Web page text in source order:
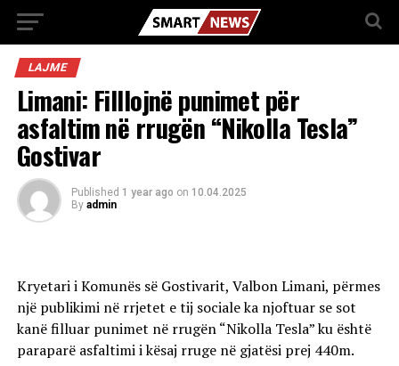
LAJME
Limani: Filllojnë punimet për
asfaltim në rrugën “Nikolla Tesla”
Gostivar
Published 1 year ago on 10.04.2025
By admin
Kryetari i Komunës së Gostivarit, Valbon Limani, përmes
një publikimi në rrjetet e tij sociale ka njoftuar se sot
kanë filluar punimet në rrugën “Nikolla Tesla” ku është
paraparë asfaltimi i kësaj rruge në gjatësi prej 440m.